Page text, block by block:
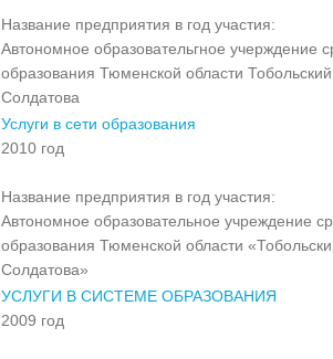
Название предприятия в год участия:
Автономное образовательгное учерждение
образования Тюменской области
Солдатова
Услуги в сети образования
2010 год
Название предприятия в год участия:
Автономное образовательное учреждение
образования Тюменской области
Солдатова»
УСЛУГИ В СИСТЕМЕ ОБРАЗОВАНИЯ
2009 год